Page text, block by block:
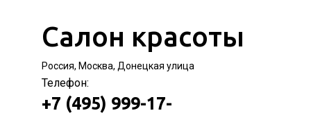
Салон красоты
Россия, Москва, Донецкая улица
Телефон:
+7 (495) 999-17-